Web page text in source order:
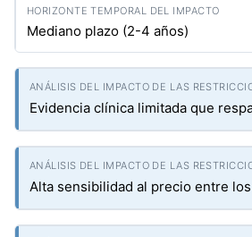
Mediano plazo (2-4 años)
Evidencia clínica limitada que
Alta sensibilidad al precio entre